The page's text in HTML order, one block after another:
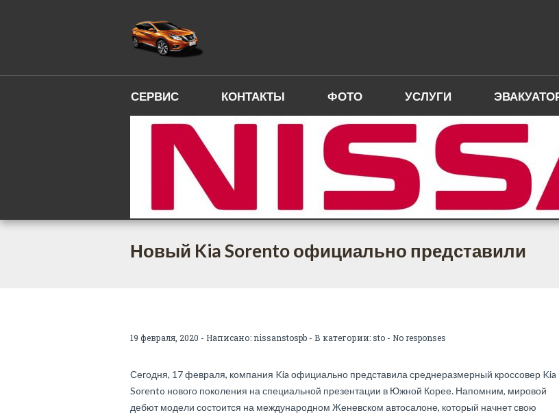
СЕРВИС КОНТАКТЫ ФОТО УСЛУГИ
Новый Kia Sorento официально представили
19 февраля, 2020 - Написано: nissanstospb - В категории:sto - No responses
Сегодня, 17 февраля, компания Kia официально представила среднеразмерный кроссовер Kia
Sorento нового поколения на специальной презентации в Южной Корее. Напомним, мировой
дебют модели состоится на международном Женевском автосалоне, который начнет свою